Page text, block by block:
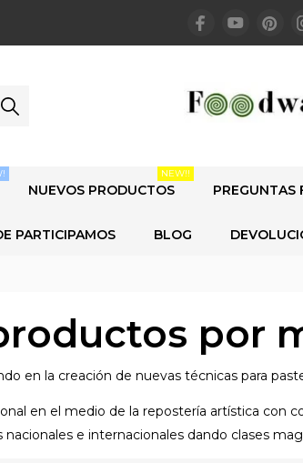
NUEVOS PRODUCTOS
NEW!!
PREGUNTAS
PARTICIPAMOS BLOG
por
en la creación de nuevas técnicas para
en el medio de la repostería artística con
e internacionales dando clases